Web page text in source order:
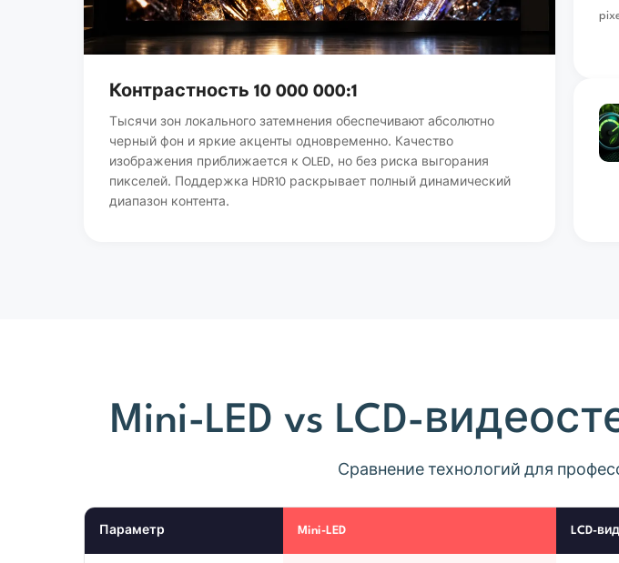
Контрастность 10 000 000:1
Тысячи зон локального затемнения обеспечивают абсолютно
черный фон и яркие акценты одновременно. Качество
изображения приближается к OLED, но без риска выгорания
пикселей. Поддержка HDR10 раскрывает полный динамический
диапазон контента.
Mini-LED vs LCD-
Сравнение технологий для
Параметр Mini-LED LCD-